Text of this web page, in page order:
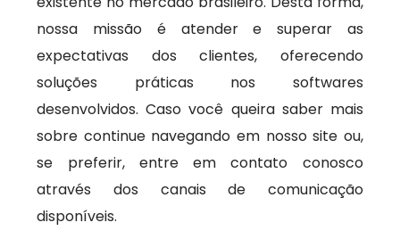
nossa missão é atender e superar as
expectativas dos clientes, oferecendo
soluções práticas nos softwares
desenvolvidos. Caso você queira saber mais
sobre continue navegando em nosso site ou,
se preferir, entre em contato conosco
através dos canais de comunicação
disponíveis.